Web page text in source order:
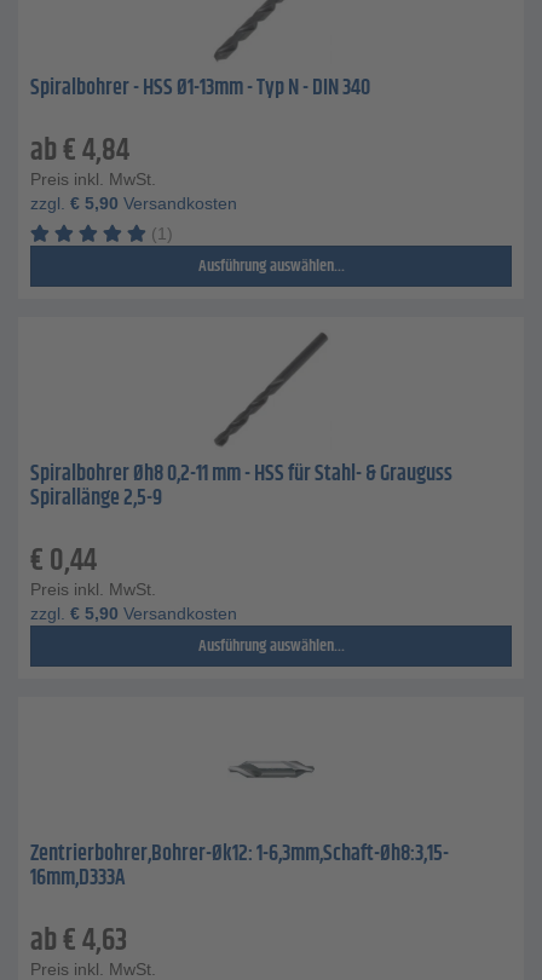
Spiralbohrer - HSS Ø1-13mm - Typ N - DIN 340
ab€4,84
Preis inkl. MwSt.
zzgl. € 5,90 Versandkosten
(1)
Ausführung auswählen...
Spiralbohrer Øh8 0,2-11 mm - HSS für Stahl- & Grauguss
Spirallänge 2,5-9
€0,44
Preis inkl. MwSt.
zzgl. € 5,90 Versandkosten
Ausführung auswählen...
Zentrierbohrer,Bohrer-Øk12: 1-6,3mm,Schaft-Øh8:3,15-
16mm,D333A
ab€4,63
Preis inkl. MwSt.